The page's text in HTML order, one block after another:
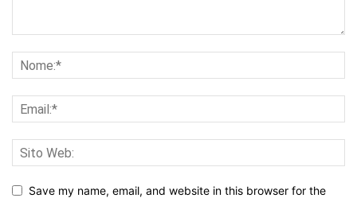
Save my name, email, and website in this browser for the